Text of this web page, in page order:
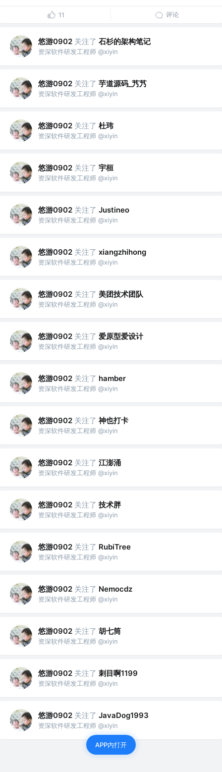
11 评论
悠游0902 关注了 石杉的架构笔记
资深软件研发工程师 @xiyin
悠游0902 关注了 芋道源码_艿艿
资深软件研发工程师 @xiyin
悠游0902 关注了 杜玮
资深软件研发工程师 @xiyin
悠游0902 关注了 宇桓
资深软件研发工程师 @xiyin
悠游0902 关注了 Justineo
资深软件研发工程师 @xiyin
悠游0902 关注了 xiangzhihong
资深软件研发工程师 @xiyin
悠游0902 关注了 美团技术团队
资深软件研发工程师 @xiyin
悠游0902 关注了 爱原型爱设计
资深软件研发工程师 @xiyin
悠游0902 关注了 hamber
资深软件研发工程师 @xiyin
悠游0902 关注了 神也打卡
资深软件研发工程师 @xiyin
悠游0902 关注了 江澎涌
资深软件研发工程师 @xiyin
悠游0902 关注了 技术胖
资深软件研发工程师 @xiyin
悠游0902 关注了 RubiTree
资深软件研发工程师 @xiyin
悠游0902 关注了 Nemocdz
资深软件研发工程师 @xiyin
悠游0902 关注了 胡七筒
资深软件研发工程师 @xiyin
悠游0902 关注了 刺目啊1199
资深软件研发工程师 @xiyin
悠游0902 关注了 JavaDog1993
资深软件研发工程师 @xiyin
APP内打开